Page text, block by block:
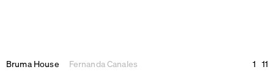
Bruma House Fernanda Canales 1 11